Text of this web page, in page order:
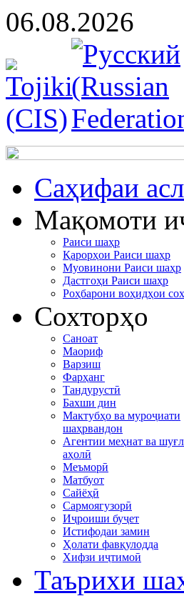
06.08.2026
Cаҳифаи
Мақомоти
Раиси шаҳр
Қарорҳои Раиси шаҳр
Муовинони Раиси шаҳр
Дастгоҳи Раиси шаҳр
Роҳбарони воҳидҳои
Сохторҳо
Саноат
Маориф
Варзиш
Фарҳанг
Тандурустӣ
Бахши дин
Мактубҳо ва муроҷиати
шаҳрвандон
Агентии меҳнат ва
аҳолӣ
Меъморӣ
Матбуот
Сайёҳӣ
Сармоягузорӣ
Иҷроиши буҷет
Истифодаи замин
Ҳолати фавқулодда
Хифзи иҷтимоӣ
Таърихи